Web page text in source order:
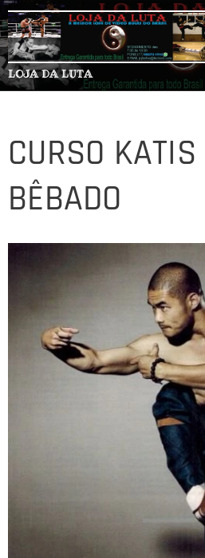
LOJA DA LUTA
CURSO
BÊBADO